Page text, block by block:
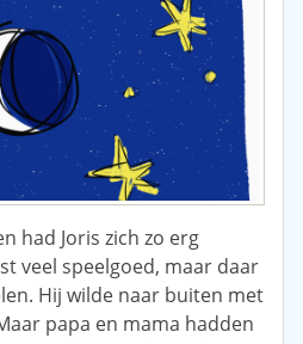
had Joris zich zo erg
veel speelgoed, maar daar
Hij wilde naar buiten met
papa en mama hadden